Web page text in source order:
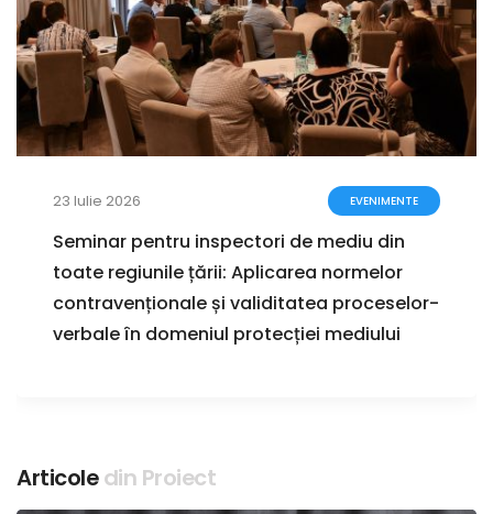
23 Iulie 2026 EVENIMENTE
Seminar pentru inspectori de mediu din
toate regiunile țării: Aplicarea normelor
contravenționale și validitatea proceselor-
verbale în domeniul protecției mediului
Articoledin Proiect